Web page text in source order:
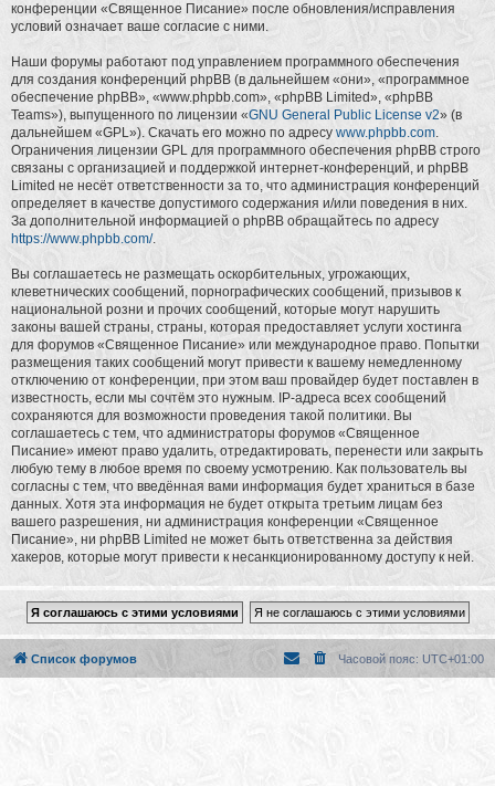
конференции «Священное Писание» после обновления/исправления
условий означает ваше согласие с ними.
Наши форумы работают под управлением программного обеспечения
для создания конференций phpBB (в дальнейшем «они», «программное
обеспечение phpBB», «www.phpbb.com», «phpBB Limited», «phpBB
Teams»), выпущенного по лицензии «GNU General Public License v2» (в
дальнейшем «GPL»). Скачать его можно по адресу www.phpbb.com.
Ограничения лицензии GPL для программного обеспечения phpBB строго
связаны с организацией и поддержкой интернет-конференций, и phpBB
Limited не несёт ответственности за то, что администрация конференций
определяет в качестве допустимого содержания и/или поведения в них.
За дополнительной информацией о phpBB обращайтесь по адресу
https://www.phpbb.com/.
Вы соглашаетесь не размещать оскорбительных, угрожающих,
клеветнических сообщений, порнографических сообщений, призывов к
национальной розни и прочих сообщений, которые могут нарушить
законы вашей страны, страны, которая предоставляет услуги хостинга
для форумов «Священное Писание» или международное право. Попытки
размещения таких сообщений могут привести к вашему немедленному
отключению от конференции, при этом ваш провайдер будет поставлен в
известность, если мы сочтём это нужным. IP-адреса всех сообщений
сохраняются для возможности проведения такой политики. Вы
соглашаетесь с тем, что администраторы форумов «Священное
Писание» имеют право удалить, отредактировать, перенести или закрыть
любую тему в любое время по своему усмотрению. Как пользователь вы
согласны с тем, что введённая вами информация будет храниться в базе
данных. Хотя эта информация не будет открыта третьим лицам без
вашего разрешения, ни администрация конференции «Священное
Писание», ни phpBB Limited не может быть ответственна за действия
хакеров, которые могут привести к несанкционированному доступу к ней.
Список форумов Часовой пояс: UTC+01:00